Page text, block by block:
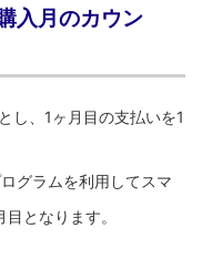
入月のカウン
し、1ヶ月目の支払いを1
グラムを利用してスマ
となります。